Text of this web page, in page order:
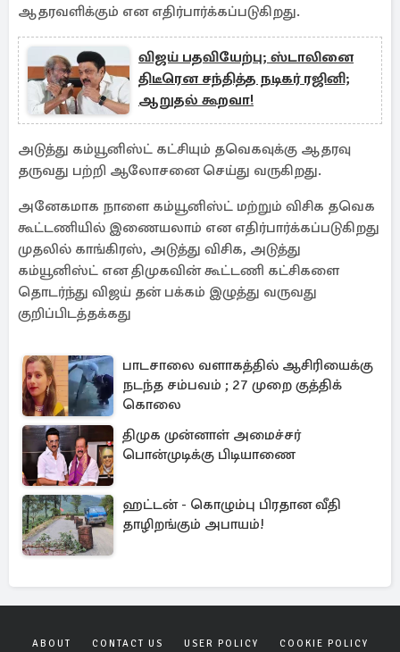
ஆதரவளிக்கும் என எதிர்பார்க்கப்படுகிறது.
விஜய் பதவியேற்பு; ஸ்டாலினை
திடீரென சந்தித்த நடிகர் ரஜினி;
ஆறுதல் கூறவா!
அடுத்து கம்யூனிஸ்ட் கட்சியும் தவெகவுக்கு ஆதரவு
தருவது பற்றி ஆலோசனை செய்து வருகிறது.
அனேகமாக நாளை கம்யூனிஸ்ட் மற்றும் விசிக தவெக
கூட்டணியில் இணையலாம் என எதிர்பார்க்கப்படுகிறது
முதலில் காங்கிரஸ், அடுத்து விசிக, அடுத்து
கம்யூனிஸ்ட் என திமுகவின் கூட்டணி கட்சிகளை
தொடர்ந்து விஜய் தன் பக்கம் இழுத்து வருவது
குறிப்பிடத்தக்கது
பாடசாலை வளாகத்தில் ஆசிரியைக்கு
நடந்த சம்பவம் ; 27 முறை குத்திக்
கொலை
திமுக முன்னாள் அமைச்சர்
பொன்முடிக்கு பிடியாணை
ஹட்டன் - கொழும்பு பிரதான வீதி
தாழிறங்கும் அபாயம்!
ABOUT CONTACT US USER POLICY COOKIE POLICY